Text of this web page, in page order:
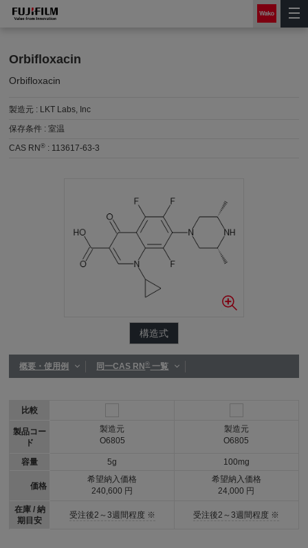
Orbifloxacin
Orbifloxacin
製造元 : LKT Labs, Inc
保存条件 :室温
CAS RN® : 113617-63-3
構造式
概要・使用例 同一CAS RN®一覧
比較
製品コー
ド
容量
価格
在庫 / 納
期目安
製造元
O6805
5g
希望納入価格
240,600 円
受注後2～3週間程度 ※
製造元
O6805
100mg
希望納入価格
24,000 円
受注後2～3週間程度 ※